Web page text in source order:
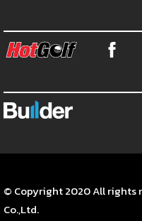
© Copyright 2020 All rights
Co.,Ltd.